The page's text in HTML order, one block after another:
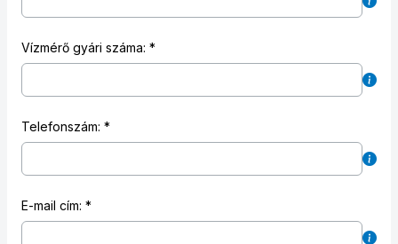
Vízmérő gyári száma:
Telefonszám:
E-mail cím: